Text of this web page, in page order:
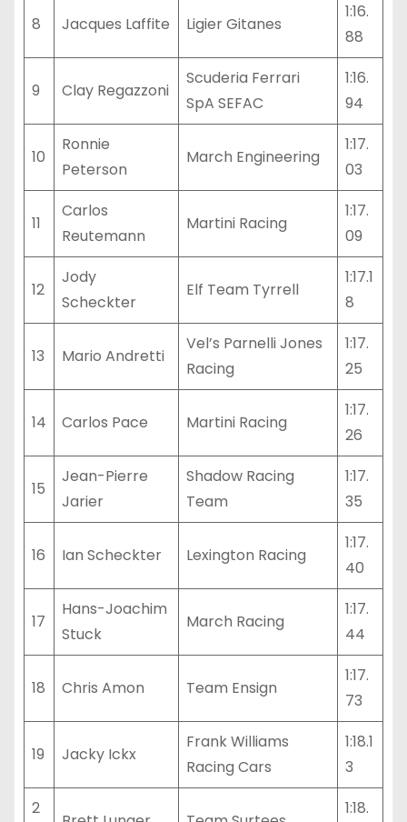
8 Jacques Laffite Ligier Gitanes
1:16.
88
9 Clay Regazzoni
Scuderia Ferrari
SpA SEFAC
1:16.
94
10
Ronnie
Peterson
March Engineering
1:17.
03
11
Carlos
Reutemann
Martini Racing
1:17.
09
12
Jody
Scheckter
Elf Team Tyrrell
1:17.1
8
13 Mario Andretti
Vel’s Parnelli Jones
Racing
1:17.
25
14 Carlos Pace Martini Racing
1:17.
26
15
Jean-Pierre
Jarier
Shadow Racing
Team
1:17.
35
16 Ian Scheckter Lexington Racing
1:17.
40
17
Hans-Joachim
Stuck
March Racing
1:17.
44
18 Chris Amon Team Ensign
1:17.
73
19 Jacky Ickx
Frank Williams
Racing Cars
1:18.1
3
2
1:18.